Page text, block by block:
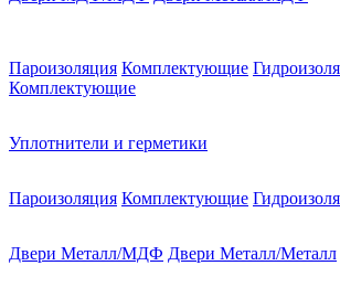
Пароизоляция Комплектующие
Комплектующие
Уплотнители и герметики
Пароизоляция Комплектующие
Двери Металл/МДФ Двери Металл/Металл